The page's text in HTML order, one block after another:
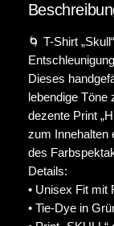
e
🌀 T-Shirt „Skull“
Dieses
lebendige
dezente Print
zum Innehalten
des
Details:
• Unisex Fit mit
• Tie-Dye in